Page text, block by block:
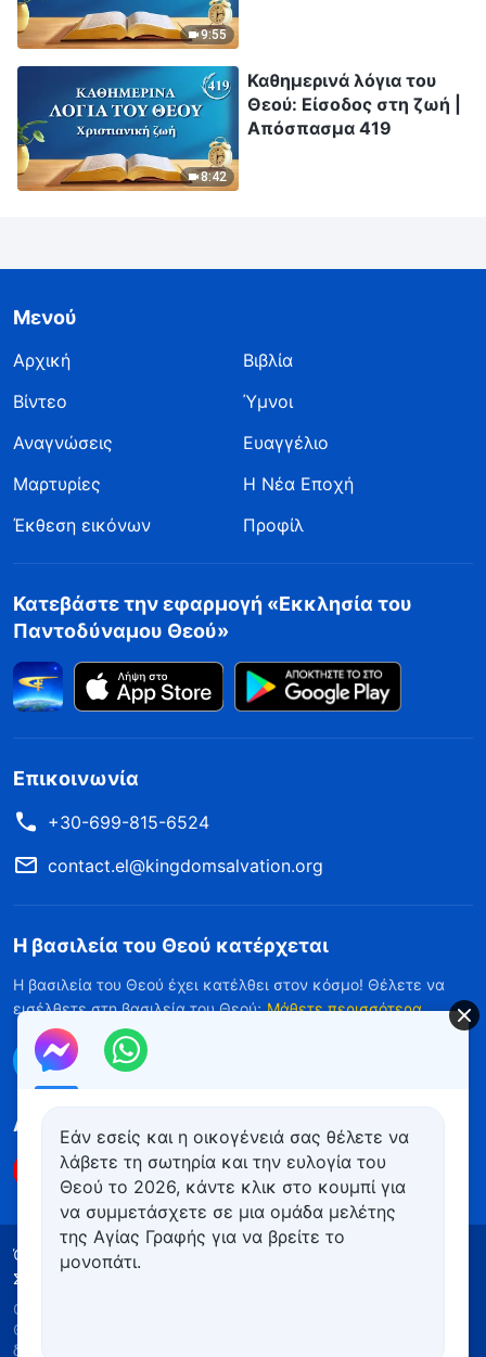
9:55
8:42
Καθημερινά λόγια του
Θεού: Είσοδος στη ζωή |
Απόσπασμα 419
Μενού
Αρχική
Βιβλία
Βίντεο
Ύμνοι
Αναγνώσεις
Ευαγγέλιο
Μαρτυρίες
Η Νέα Εποχή
Έκθεση εικόνων
Προφίλ
Κατεβάστε την εφαρμογή «Εκκλησία του
Παντοδύναμου Θεού»
Επικοινωνία
+30-699-815-6524
contact.el@kingdomsalvation.org
Η βασιλεία του Θεού κατέρχεται
Η βασιλεία του Θεού έχει κατέλθει στον κόσμο! Θέλετε να
εισέλθετε στη βασιλεία του Θεού; Μάθετε περισσότερα
Επικοινωνήστε μαζί μας μέσω Messenger
Ακολουθήστε μας
Όροι Χρήσης
Πολιτική απορρήτου
Συντελεστές
Copyright © 2026
Θεού
δικαιώματος.
Εάν εσείς και η οικογένειά σας θέλετε να
λάβετε τη σωτηρία και την ευλογία του
Θεού το 2026, κάντε κλικ στο κουμπί για
να συμμετάσχετε σε μια ομάδα μελέτης
της Αγίας Γραφής για να βρείτε το
μονοπάτι.